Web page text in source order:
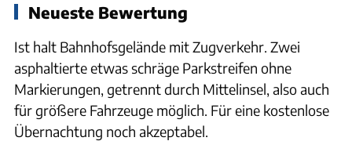
Neueste Bewertung
Ist halt Bahnhofsgelände mit Zugverkehr. Zwei
asphaltierte etwas schräge Parkstreifen ohne
Markierungen, getrennt durch Mittelinsel, also auch
für größere Fahrzeuge möglich. Für eine kostenlose
Übernachtung noch akzeptabel.